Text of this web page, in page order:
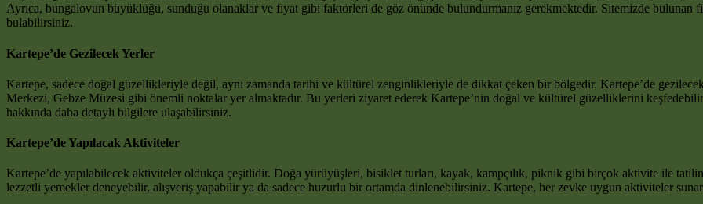
Ayrıca, bungalovun büyüklüğü, sunduğu olanaklar ve fiyat gibi faktörleri de göz önünde bulundurmanız gerekmektedir. Sitemizde
bulabilirsiniz.
Kartepe’de Gezilecek Yerler
Kartepe, sadece doğal güzellikleriyle değil, aynı zamanda tarihi ve kültürel zenginlikleriyle de dikkat çeken bir bölgedir. Kartepe’de
Merkezi, Gebze Müzesi gibi önemli noktalar yer almaktadır. Bu yerleri ziyaret ederek Kartepe’nin doğal ve kültürel güzelliklerini
hakkında daha detaylı bilgilere ulaşabilirsiniz.
Kartepe’de Yapılacak Aktiviteler
Kartepe’de yapılabilecek aktiviteler oldukça çeşitlidir. Doğa yürüyüşleri, bisiklet turları, kayak, kampçılık, piknik gibi birçok aktivite ile
lezzetli yemekler deneyebilir, alışveriş yapabilir ya da sadece huzurlu bir ortamda dinlenebilirsiniz. Kartepe, her zevke uygun aktiviteler